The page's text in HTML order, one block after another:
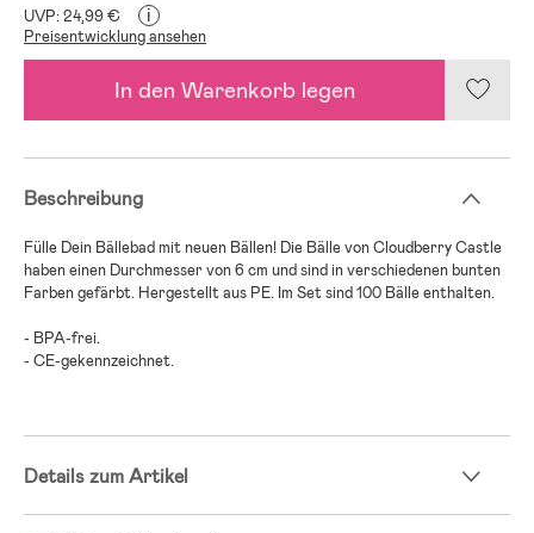
UVP: 24,99 € i
Preisentwicklung ansehen
In den Warenkorb legen
Beschreibung
Fülle Dein Bällebad mit neuen Bällen! Die Bälle von Cloudberry Castle
haben einen Durchmesser von 6 cm und sind in verschiedenen bunten
Farben gefärbt. Hergestellt aus PE. Im Set sind 100 Bälle enthalten.
- BPA-frei.
- CE-gekennzeichnet.
Details zum Artikel